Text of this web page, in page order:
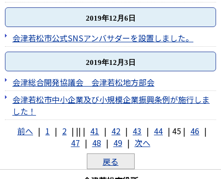
2019年12月6日
会津若松市公式SNSアンバサダーを設置しました。
2019年12月3日
会津総合開発協議会 会津若松地方部会
会津若松市中小企業及び小規模企業振興条例が施行しま
した！
前へ | 1 | 2 | || | 41 | 42 | 43 | 44 | 45 | 46 |
47 | 48 | 49 | 次へ
戻る